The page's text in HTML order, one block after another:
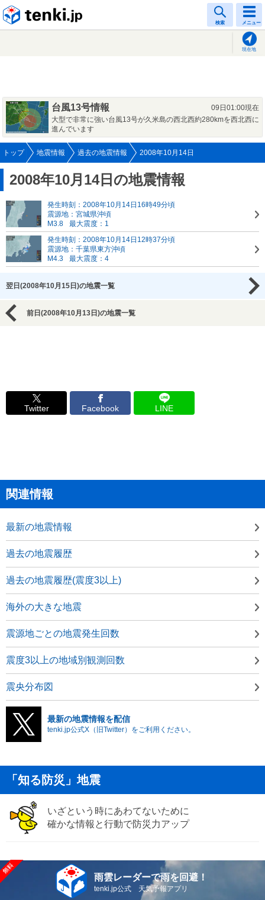
検索 メニュー
現在地
台風13号情報
09日01:00現在
大型で非常に強い台風13号が久米島の西北西約280kmを西北西に
進んでいます
トップ 地震情報 過去の地震情報 2008年10月14日
2008年10月14日の地震情報
発生時刻：2008年10月14日16時49分頃
震源地：宮城県沖頃
M3.8
最大震度：1
発生時刻：2008年10月14日12時37分頃
震源地：千葉県東方沖頃
M4.3
最大震度：4
翌日(2008年10月15日)の地震一覧
前日(2008年10月13日)の地震一覧
Twitter Facebook LINE
関連情報
最新の地震情報
過去の地震履歴
過去の地震履歴(震度3以上)
海外の大きな地震
震源地ごとの地震発生回数
震度3以上の地域別観測回数
震央分布図
最新の地震情報を配信
tenki.jp公式X（旧Twitter）をご利用ください。
「知る防災」地震
いざという時にあわてないために
確かな情報と行動で防災力アップ
雨雲レーダーで雨を回避！
tenki.jp公式 天気予報アプリ